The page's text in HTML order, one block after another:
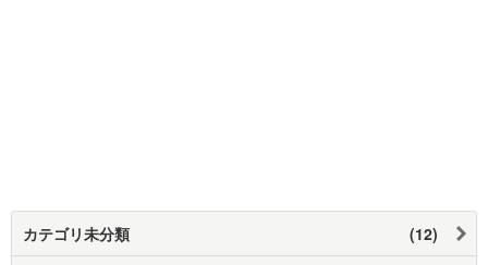
カテゴリ未分類 (12)